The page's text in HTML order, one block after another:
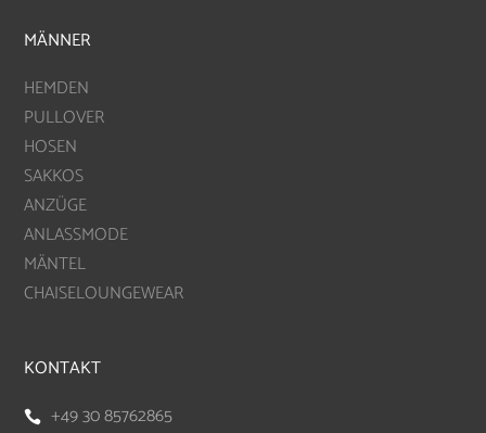
MÄNNER
HEMDEN
PULLOVER
HOSEN
SAKKOS
ANZÜGE
ANLASSMODE
MÄNTEL
CHAISELOUNGEWEAR
KONTAKT
 +49 30 85762865